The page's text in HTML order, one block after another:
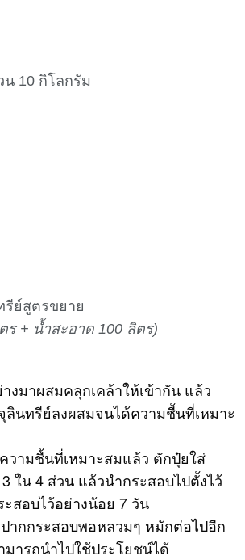
10 กิโลกรัม
ย์สูตรขยาย
ร + น้ำสะอาด 100 ลิตร)
งมาผสมคลุกเคล้าให้เข้ากัน แล้ว
นทรีย์ลงผสมจนได้ความชื้นที่เหมาะ
วามชื้นที่เหมาะสมแล้ว ตักปุ๋ยใส่
ใน 4 ส่วน แล้วนำกระสอบไปตั้งไว้
สอบไว้อย่างน้อย 7 วัน
ากกระสอบพอหลวมๆ หมักต่อไปอีก
มารถนำไปใช้ประโยชน์ได้